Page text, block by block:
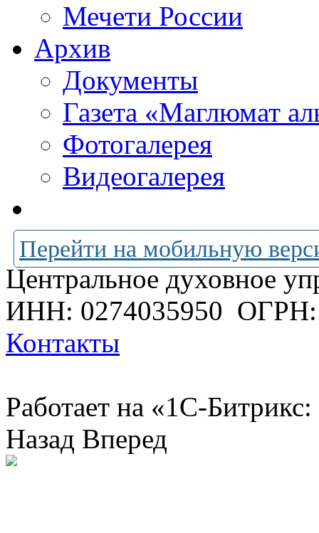
Мечети России
Архив
Документы
Газета «Маглюмат
Фотогалерея
Видеогалерея
Перейти на мобильную
Центральное духовное
ИНН: 0274035950 ОГРН:
Контакты
Работает на «1С-
Назад Вперед